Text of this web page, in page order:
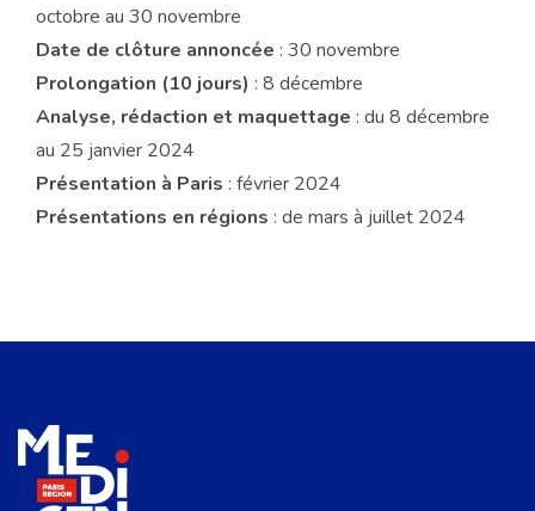
octobre au 30 novembre
Date de clôture annoncée : 30 novembre
Prolongation (10 jours) : 8 décembre
Analyse, rédaction et maquettage : du 8 décembre
au 25 janvier 2024
Présentation à Paris : février 2024
Présentations en régions : de mars à juillet 2024